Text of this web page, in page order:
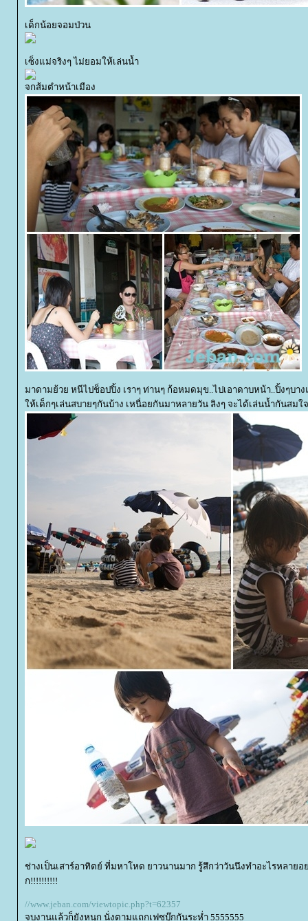
เด็กน้อยจอมป่วน
เซ็งแม่จริงๆ ไม่ยอมให้เล่นน้ำ
จกส้มตำหน้าเมือง
มาดามย้วย หนีไปช็อปปิ้ง เราๆ ท่านๆ ก้อหมดมุข..ไปเอาดาบหน้า..ปิ้งๆบา
ห้เด็กๆเล่นสบายๆกันบ้าง เหนื่อยกันมาหลายวัน ลิงๆ จะได้เล่นน้ำกันสมใ
ช่างเป็นเสาร์อาทิตย์ ที่มหาโหด ยาวนานมาก รู้สึกว่าวันนึงทำอะไรหลาย
ก!!!!!!!!!!
//www.jeban.com/viewtopic.php?t=62357
จบงานแล้วก็ยังหนุก นั่งตามแถกเฟซบุ๊กกันระห่ำ 5555555